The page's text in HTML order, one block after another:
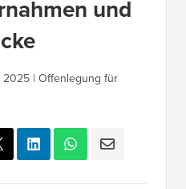
und
2025 | Offenlegung für